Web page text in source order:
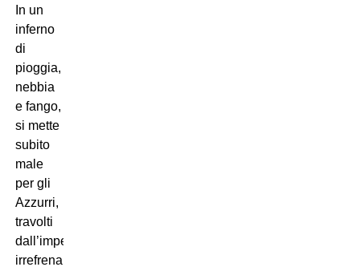
In un
inferno
di
pioggia,
nebbia
e fango,
si mette
subito
male
per gli
Azzurri,
travolti
dall’impeto
irrefrenabile